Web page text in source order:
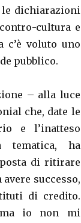
le dichiarazioni
cultura e
c’è voluto uno
pubblico.
– alla luce
che, date le
e l’inatteso
tematica, ha
di ritirare
successo,
di credito.
ma io non mi